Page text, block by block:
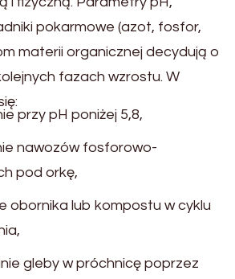
pokarmowe (azot, fosfor,
materii organicznej decydują o
fazach wzrostu. W
przy pH poniżej 5,8,
nawozów fosforowo-
pod orkę,
obornika lub kompostu w cyklu
gleby w próchnicę poprzez